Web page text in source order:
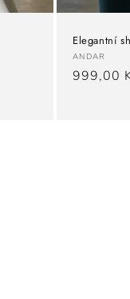
Elegantní
ANDAR
Běžná
999,00